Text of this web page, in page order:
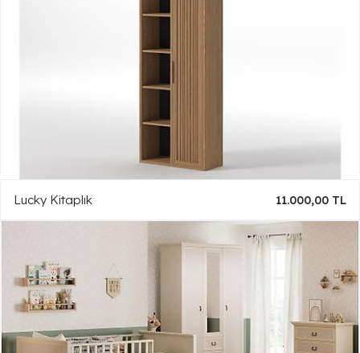
Lucky Kitaplık 11.000,00 TL